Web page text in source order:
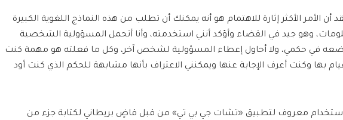
أن الأمر الأكثر إثارة للاهتمام هو أنه يمكنك أن تطلب من هذه النماذج اللغوية الكبيرة
وهو جيد في القضاء وأؤكد أنني استخدمته، وأنا أتحمل المسؤولية الشخصية
أضعه في حكمي، ولا أحاول إعطاء المسؤولية لشخص آخر، وكل ما فعلته هو مهمة كنت
بها وكنت أعرف الإجابة عنها ويمكنني الاعتراف بأنها مشابهة للحكم الذي كنت أود
معروف لتطبيق «تشات جي بي تي» من قبل قاضٍ بريطاني لكتابة جزء من